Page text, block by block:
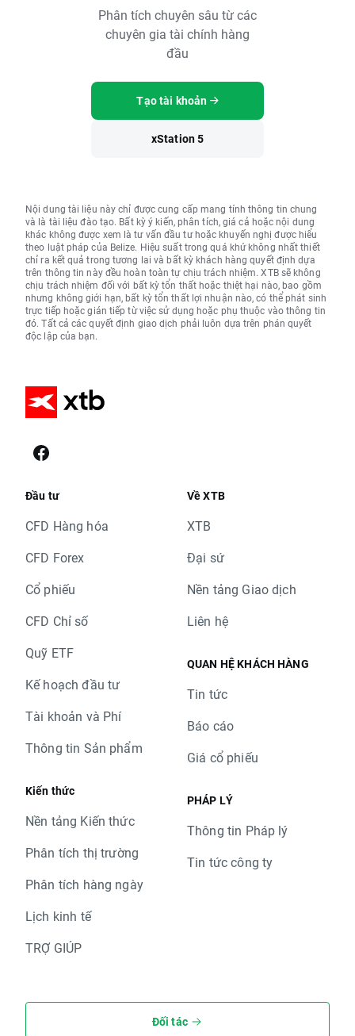
Phân tích chuyên sâu từ các
chuyên gia tài chính hàng
đầu
Tạo tài khoản
xStation 5
Nội dung tài liệu này chỉ được cung cấp mang tính thông tin chung
và là tài liệu đào tạo. Bất kỳ ý kiến, phân tích, giá cả hoặc nội dung
khác không được xem là tư vấn đầu tư hoặc khuyến nghị được hiểu
theo luật pháp của Belize. Hiệu suất trong quá khứ không nhất thiết
chỉ ra kết quả trong tương lai và bất kỳ khách hàng quyết định dựa
trên thông tin này đều hoàn toàn tự chịu trách nhiệm. XTB sẽ không
chịu trách nhiệm đối với bất kỳ tổn thất hoặc thiệt hại nào, bao gồm
nhưng không giới hạn, bất kỳ tổn thất lợi nhuận nào, có thể phát sinh
trực tiếp hoặc gián tiếp từ việc sử dụng hoặc phụ thuộc vào thông tin
đó. Tất cả các quyết định giao dịch phải luôn dựa trên phán quyết
độc lập của bạn.
Đầu tư
CFD Hàng hóa
CFD Forex
Cổ phiếu
CFD Chỉ số
Quỹ ETF
Kế hoạch đầu tư
Tài khoản và Phí
Thông tin Sản phẩm
Kiến thức
Nền tảng Kiến thức
Phân tích thị trường
Phân tích hàng ngày
Lịch kinh tế
TRỢ GIÚP
Về XTB
XTB
Đại sứ
Nền tảng Giao dịch
Liên hệ
QUAN HỆ KHÁCH HÀNG
Tin tức
Báo cáo
Giá cổ phiếu
PHÁP LÝ
Thông tin Pháp lý
Tin tức công ty
Đối tác